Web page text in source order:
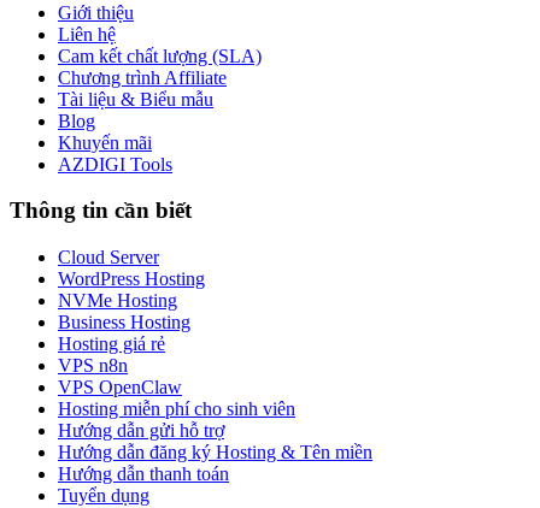
Giới thiệu
Liên hệ
Cam kết chất lượng (SLA)
Chương trình Affiliate
Tài liệu & Biểu mẫu
Blog
Khuyến mãi
AZDIGI Tools
Thông tin cần biết
Cloud Server
WordPress Hosting
NVMe Hosting
Business Hosting
Hosting giá rẻ
VPS n8n
VPS OpenClaw
Hosting miễn phí cho sinh viên
Hướng dẫn gửi hỗ trợ
Hướng dẫn đăng ký Hosting & Tên miền
Hướng dẫn thanh toán
Tuyển dụng